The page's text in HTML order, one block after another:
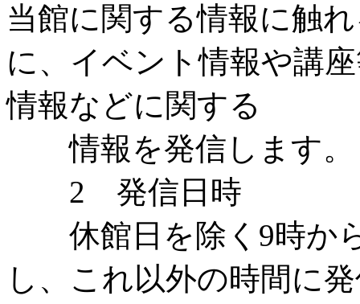
当館に関する情報に触
に、イベント情報や講
情報などに関する
情報を発信します。
2 発信日時
休館日を除く9時か
し、これ以外の時間に